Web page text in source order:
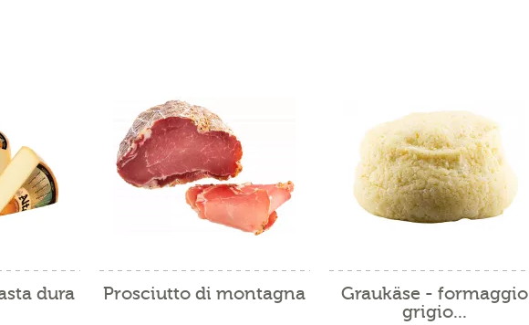
dura
Prosciutto di montagna
Graukäse - formaggio
grigio...